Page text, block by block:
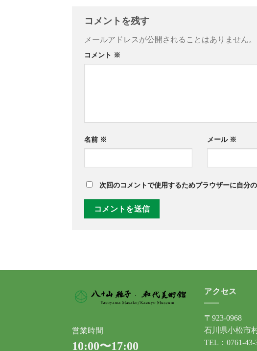
コメントを残す
メールアドレスが公開されることはありません。
コメント ※
名前 ※ メール ※
次回のコメントで使用するためブラウザーに自分
営業時間
10:00〜17:00
アクセス
〒923-0968
石川県小松市
TEL：0761-43-